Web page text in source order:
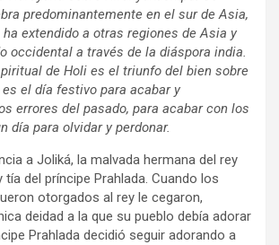
predominantemente en el sur de Asia,
extendido a otras regiones de Asia y
occidental a través de la diáspora india.
de Holi es el triunfo del bien sobre
el día festivo para acabar y
errores del pasado, para acabar con los
día para olvidar y perdonar.
a Joliká, la malvada hermana del rey
tía del príncipe Prahlada. Cuando los
otorgados al rey le cegaron,
deidad a la que su pueblo debía adorar
Prahlada decidió seguir adorando a